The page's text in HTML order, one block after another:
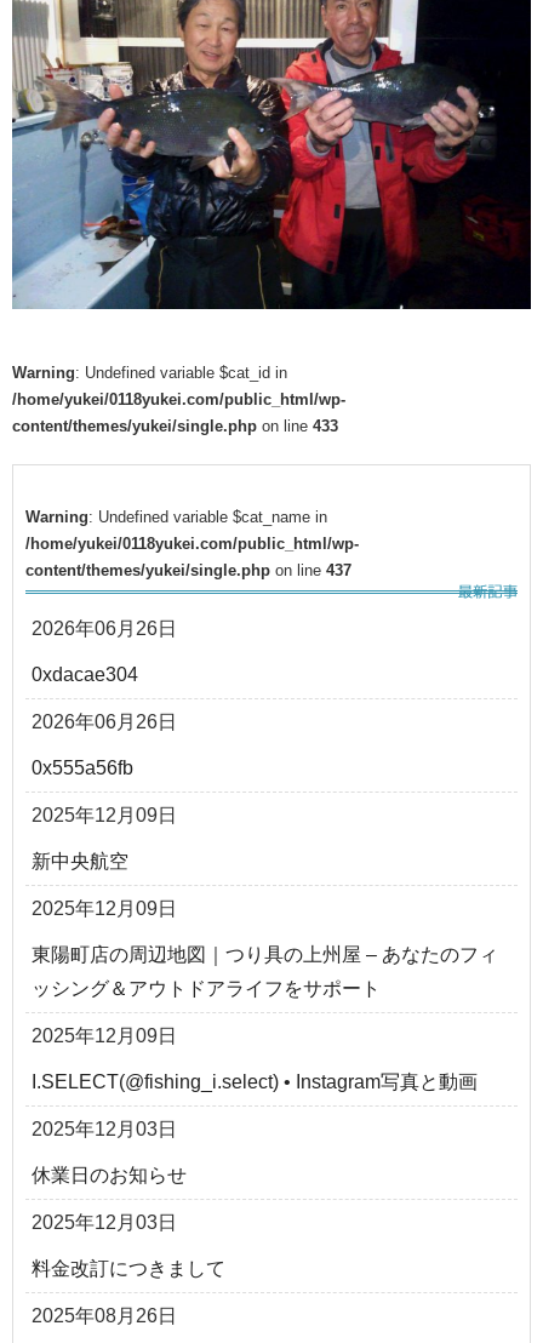
Warning: Undefined variable $cat_id in
/home/yukei/0118yukei.com/public_html/wp-
content/themes/yukei/single.php on line 433
Warning: Undefined variable $cat_name in
/home/yukei/0118yukei.com/public_html/wp-
content/themes/yukei/single.php on line 437
2026年06月26日
0xdacae304
2026年06月26日
0x555a56fb
2025年12月09日
新中央航空
2025年12月09日
東陽町店の周辺地図｜つり具の上州屋 – あなたのフィ
ッシング＆アウトドアライフをサポート
2025年12月09日
I.SELECT(@fishing_i.select) • Instagram写真と動画
2025年12月03日
休業日のお知らせ
2025年12月03日
料金改訂につきまして
2025年08月26日